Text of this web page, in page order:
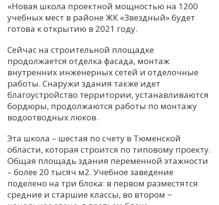
И
М
Н
У
Х
Я
«Новая школа проектной мощностью на 1200
учебных мест в районе ЖК «Звездный» будет
готова к открытию в 2021 году.
Сейчас на строительной площадке
продолжается отделка фасада, монтаж
внутренних инженерных сетей и отделочные
работы. Снаружи здания также идет
благоустройство территории, устанавливаются
бордюры, продолжаются работы по монтажу
водоотводных люков.
Эта школа – шестая по счету в Тюменской
области, которая строится по типовому проекту.
Общая площадь здания переменной этажности
– более 20 тысяч м2. Учебное заведение
поделено на три блока: в первом разместятся
средние и старшие классы, во втором −